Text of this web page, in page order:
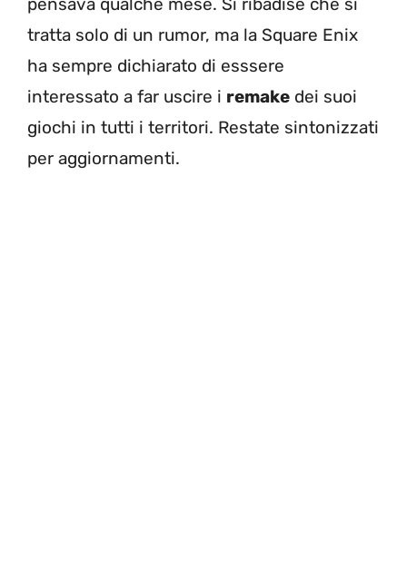
tratta solo di un rumor, ma la Square Enix
ha sempre dichiarato di esssere
interessato a far uscire i remake dei suoi
giochi in tutti i territori. Restate sintonizzati
per aggiornamenti.